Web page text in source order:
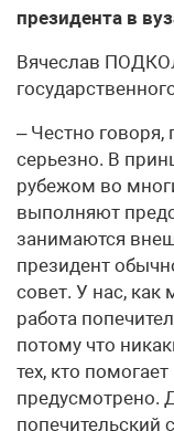
президента в
Вячеслав
– Честно говоря,
серьезно. В
рубежом во
выполняют
занимаются
президент
совет. У нас, как
работа
потому что
тех, кто
предусмотрено.
попечительский